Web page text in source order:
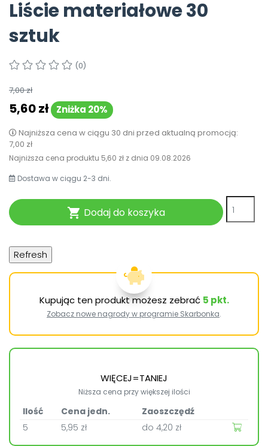
Pomoc
Liście materiałowe 30
sztuk
(0)
7,00 zł
5,60 zł Zniżka 20%
Najniższa cena w ciągu 30 dni przed aktualną promocją:
7,00 zł
Najniższa cena produktu 5,60 zł z dnia 09.08.2026
Dostawa w ciągu 2-3 dni.
 Dodaj do koszyka
Kupując ten produkt możesz zebrać 5 pkt.
Zobacz nowe nagrody w programie Skarbonka.
WIĘCEJ=TANIEJ
Niższa cena przy większej ilości
Ilość Cena jedn.
Zaoszczędź
5
5,95 zł do 4,20 zł